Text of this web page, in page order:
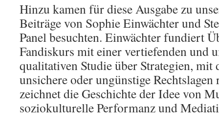
Hinzu kamen für diese Ausgabe zu
Beiträge von Sophie Einwächter und
Panel besuchten. Einwächter fundiert
Fandiskurs mit einer vertiefenden und
qualitativen Studie über Strategien, mit
unsichere oder ungünstige Rechtslagen
zeichnet die Geschichte der Idee von
soziokulturelle Performanz und